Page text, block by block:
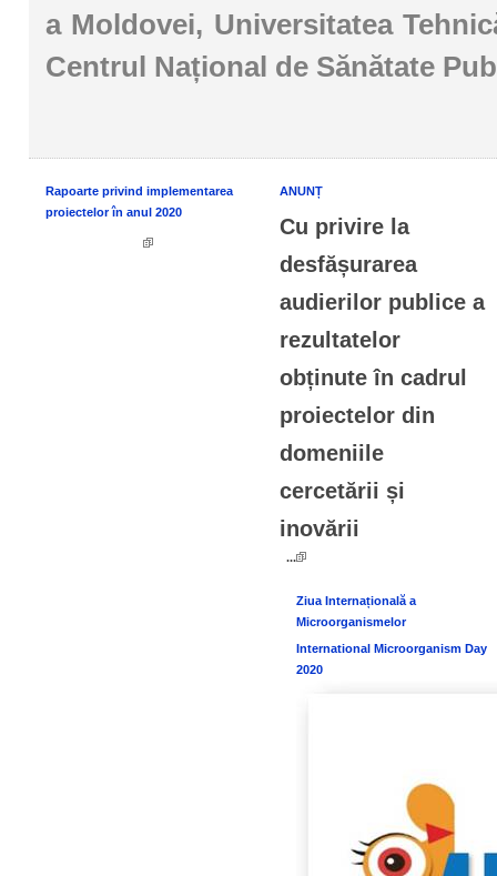
a Moldovei, Universitatea
Centrul Național de Sănătate
Rapoarte privind implementarea
proiectelor în anul 2020
ANUNȚ
Cu privire la
desfășurarea
audierilor publice a
rezultatelor
obținute în cadrul
proiectelor din
domeniile
cercetării și
inovării
...
Ziua Internațională a
Microorganismelor
International Microorganism Day
2020